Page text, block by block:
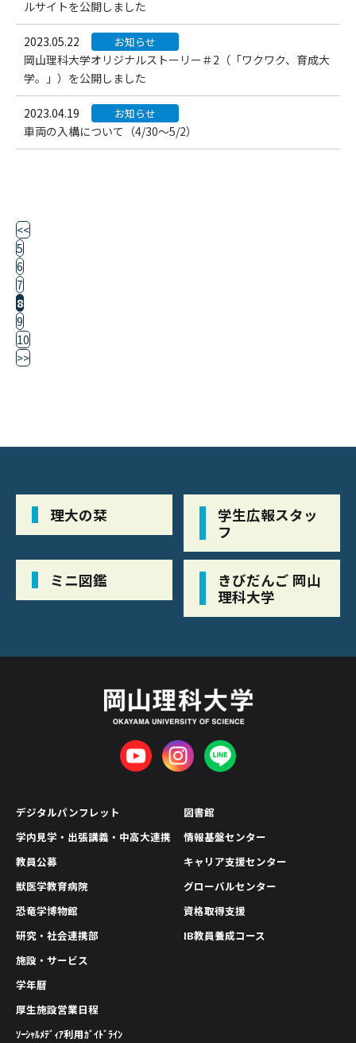
ルサイトを公開しました
2023.05.22 お知らせ
岡山理科大学オリジナルストーリー＃2（「ワクワク、育成大
学。」）を公開しました
2023.04.19 お知らせ
車両の入構について（4/30～5/2）
<<
5
6
7
8
9
10
>>
理大の栞
学生広報スタッ
フ
ミニ図鑑
きびだんご 岡山
理科大学
デジタルパンフレット
学内見学・出張講義・中高大連携
教員公募
獣医学教育病院
恐竜学博物館
研究・社会連携部
図書館
情報基盤センター
キャリア支援センター
グローバルセンター
資格取得支援
IB教員養成コース
施設・サービス
学年暦
厚生施設営業日程
ｿｰｼｬﾙﾒﾃﾞｨｱ利用ｶﾞｲﾄﾞﾗｲﾝ